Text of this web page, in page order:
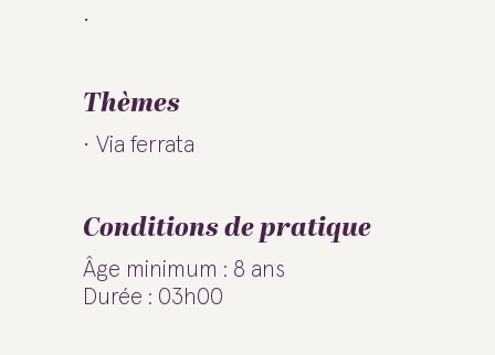
Thèmes
Via ferrata
Conditions de pratique
Âge minimum : 8 ans
Durée : 03h00